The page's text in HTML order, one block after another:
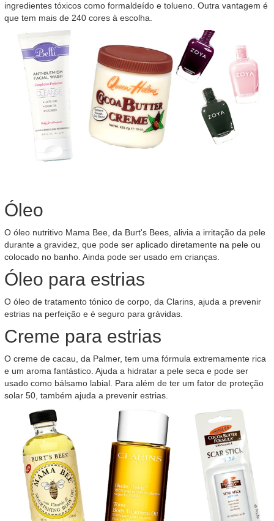
ingredientes tóxicos como formaldeído e tolueno. Outra vantagem é
que tem mais de 240 cores à escolha.
Óleo
O óleo nutritivo Mama Bee, da Burt's Bees, alivia a irritação da pele
durante a gravidez, que pode ser aplicado diretamente na pele ou
colocado no banho. Ainda pode ser usado em crianças.
Óleo para estrias
O óleo de tratamento tónico de corpo, da Clarins, ajuda a prevenir
estrias na perfeição e é seguro para grávidas.
Creme para estrias
O creme de cacau, da Palmer, tem uma fórmula extremamente rica
e um aroma fantástico. Ajuda a hidratar a pele seca e pode ser
usado como bálsamo labial. Para além de ter um fator de proteção
solar 50, também ajuda a prevenir estrias.